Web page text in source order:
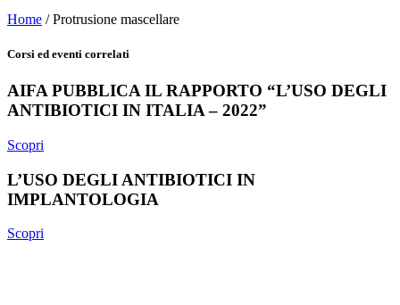
Home /Protrusione mascellare
Corsi ed eventi correlati
AIFA PUBBLICA IL RAPPORTO “L’USO DEGLI
ANTIBIOTICI IN ITALIA – 2022”
Scopri
L’USO DEGLI ANTIBIOTICI IN
IMPLANTOLOGIA
Scopri